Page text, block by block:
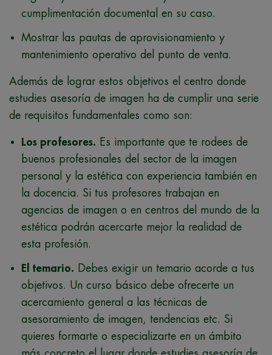
cumplimentación documental en su caso.
Mostrar las pautas de aprovisionamiento y
mantenimiento operativo del punto de venta.
Además de lograr estos objetivos el centro donde
estudies asesoría de imagen ha de cumplir una serie
de requisitos fundamentales como son:
Los profesores. Es importante que te rodees de
buenos profesionales del sector de la imagen
personal y la estética con experiencia también en
la docencia. Si tus profesores trabajan en
agencias de imagen o en centros del mundo de la
estética podrán acercarte mejor la realidad de
esta profesión.
El temario. Debes exigir un temario acorde a tus
objetivos. Un curso básico debe ofrecerte un
acercamiento general a las técnicas de
asesoramiento de imagen, tendencias etc. Si
quieres formarte o especializarte en un ámbito